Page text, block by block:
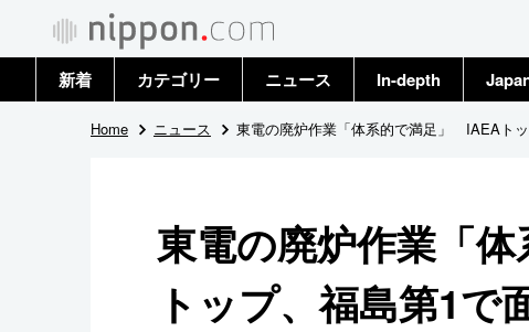
新着 カテゴリー
政治・外交
国際
ニュース
トップ
In-depth
Home ニュース 東電の廃炉作業「体系的で満足」 IAEAト
東電の廃炉作業「
トップ、福島第1で